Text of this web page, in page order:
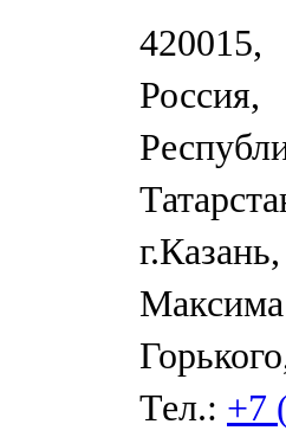
420015,
Россия,
Максима
Тел.: +7